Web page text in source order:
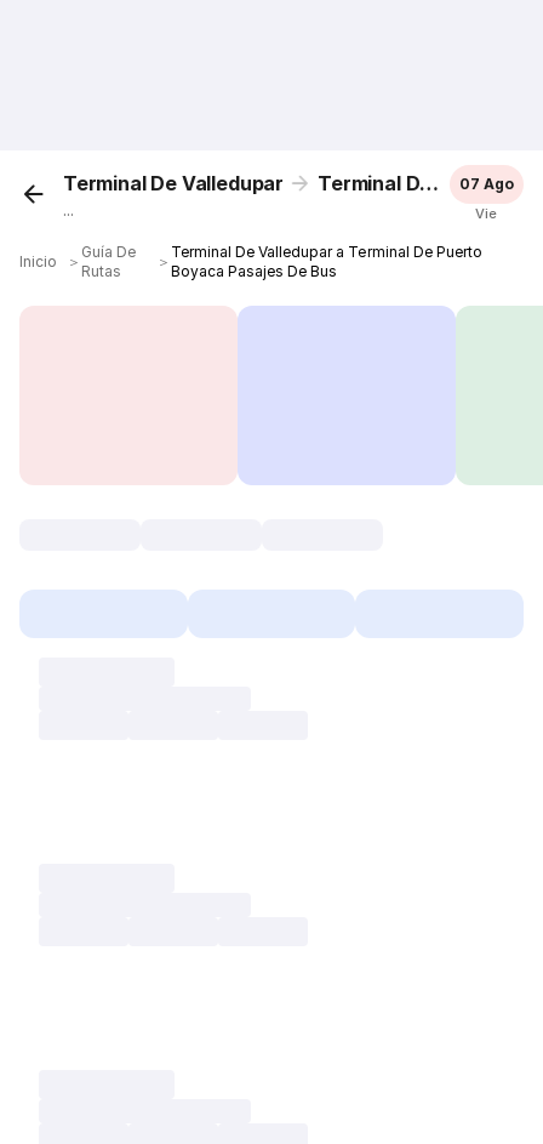
Terminal De Valledupar Terminal De Puerto Boyaca
...
07 Ago
Vie
Inicio ＞
Guía De
Rutas
＞
Terminal De Valledupar a Terminal De Puerto
Boyaca Pasajes De Bus